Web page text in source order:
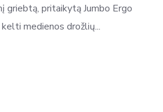
griebtą, pritaikytą Jumbo Ergo
medienos drožlių...